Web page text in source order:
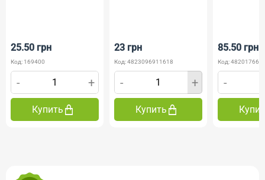
25.50 грн
Код: 169400
- +
Купить
23 грн
Код: 4823096911618
- +
Купить
85.50 грн
Код:
-